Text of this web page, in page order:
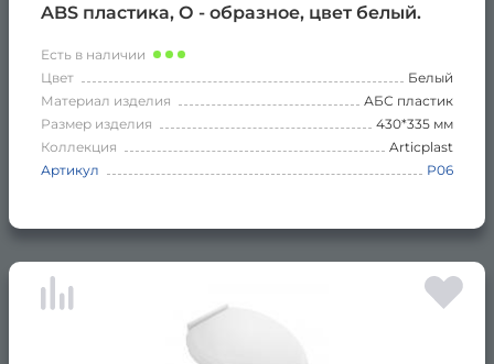
ABS пластика, О - образное, цвет белый.
Есть в наличии
Цвет
Белый
Материал изделия
АБС пластик
Размер изделия
430*335 мм
Коллекция
Articplast
Артикул
Р06